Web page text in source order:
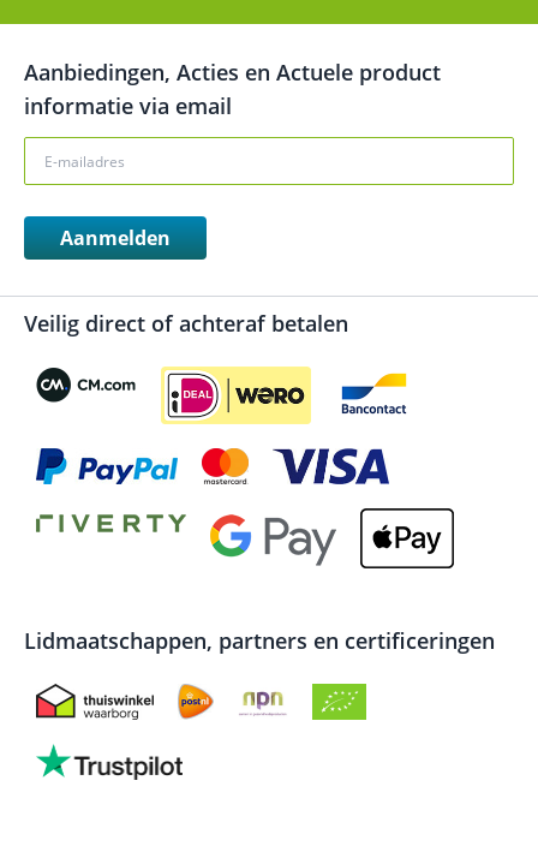
Aanbiedingen, Acties en Actuele product
informatie via email
Aanmelden
Veilig direct of achteraf betalen
Lidmaatschappen, partners en certificeringen